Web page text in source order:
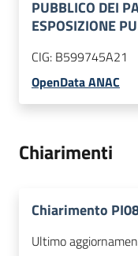
PUBBLICO DEI
ESPOSIZIONE
CIG: B599745A21
OpenData ANAC
Chiarimenti
Chiarimento
Ultimo